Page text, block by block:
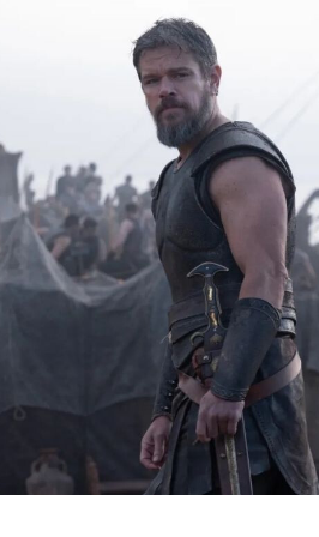
Lupita Nyong'o como Helena de
Jon Bernthal como Menelao
Benny Safdie como Agamenón
Mia Goth como Melanto
Bill Irwin como Polifemo
John Leguizamo como Eumeo
Himesh Patel como Euríloco
Travis Scott, sin confirmar personaje
Elliot Page, sin confirmar personaje
Dónde se rodó 'La Odisea' de
Fecha de estreno de la adaptación de 'La